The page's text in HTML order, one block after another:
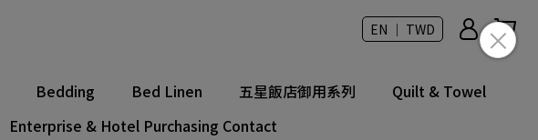
EN ｜ TWD
Bedding Bed Linen 五星飯店御用系列
Quilt & Towel
Enterprise & Hotel Purchasing Contact